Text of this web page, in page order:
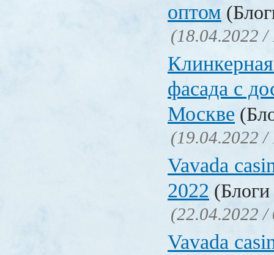
оптом
(18.04.2022 /
фасада с
Москве
(19.04.2022 /
Vavada
2022
(22.04.2022 /
Vavada